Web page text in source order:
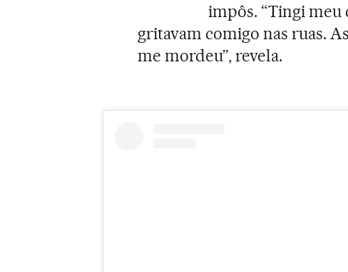
impôs. “Tingi meu
gritavam comigo nas ruas.
me mordeu”, revela.